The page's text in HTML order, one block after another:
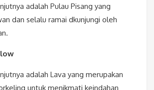
adalah Pulau Pisang yang
dan selalu ramai dkunjungi oleh
adalah Lava yang merupakan
untuk menikmati keindahan